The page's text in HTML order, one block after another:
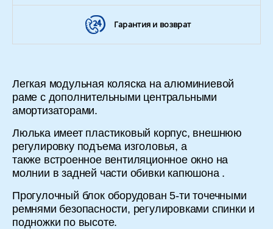
Гарантия и возврат
Легкая модульная коляска на алюминиевой
раме с дополнительными центральными
амортизаторами.
Люлька имеет пластиковый корпус, внешнюю
регулировку подъема изголовья, а
также встроенное вентиляционное окно на
молнии в задней части обивки капюшона .
Прогулочный блок оборудован 5-ти точечными
ремнями безопасности, регулировками спинки и
подножки по высоте.